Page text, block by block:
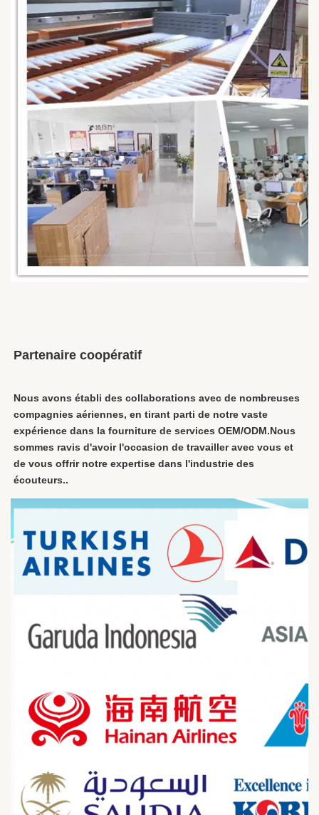
Partenaire coopératif
Nous avons établi des collaborations avec de nombreuses
compagnies aériennes, en tirant parti de notre vaste
expérience dans la fourniture de services OEM/ODM.Nous
sommes ravis d'avoir l'occasion de travailler avec vous et
de vous offrir notre expertise dans l'industrie des
écouteurs..